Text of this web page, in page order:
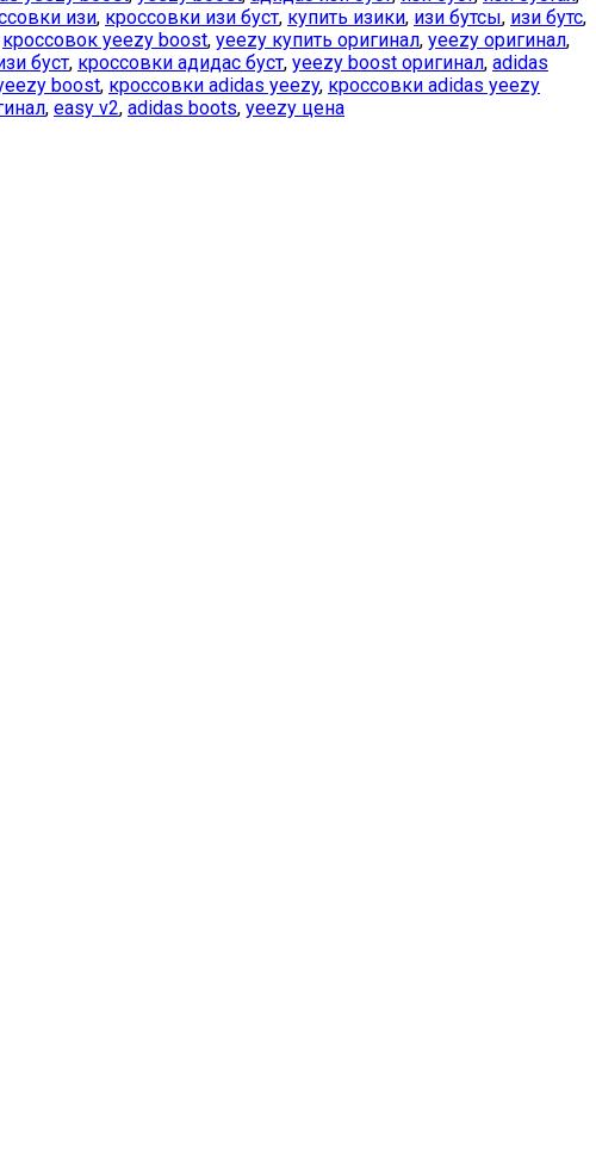
изи, кроссовки изи буст, купить изики, изи бутсы, изи бутс,
кроссовок yeezy boost, yeezy купить оригинал, yeezy оригинал,
буст, кроссовки адидас буст, yeezy boost оригинал, adidas
boost, кроссовки adidas yeezy, кроссовки adidas yeezy
, easy v2, adidas boots, yeezy цена